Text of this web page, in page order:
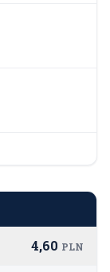
4,60 PLN